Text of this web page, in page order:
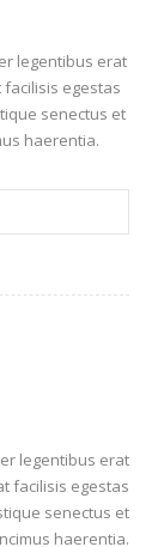
legentibus erat
egestas
senectus et
haerentia.
legentibus erat
facilisis egestas
senectus et
haerentia.